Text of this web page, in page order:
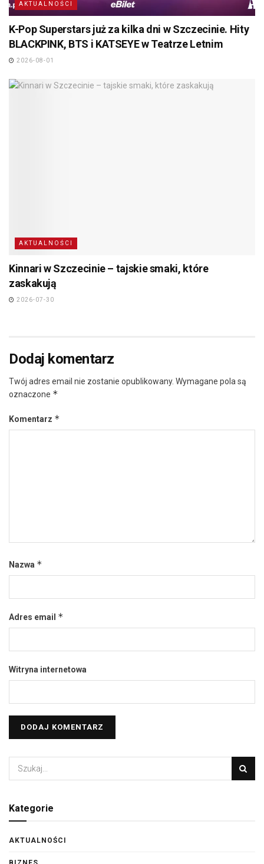
AKTUALNOŚCI
K-Pop Superstars już za kilka dni w Szczecinie. Hity
BLACKPINK, BTS i KATSEYE w Teatrze Letnim
2026-08-01
AKTUALNOŚCI
Kinnari w Szczecinie – tajskie smaki, które
zaskakują
2026-07-30
Dodaj komentarz
Twój adres email nie zostanie opublikowany. Wymagane pola są
oznaczone *
Komentarz *
Nazwa *
Adres email *
Witryna internetowa
Kategorie
AKTUALNOŚCI